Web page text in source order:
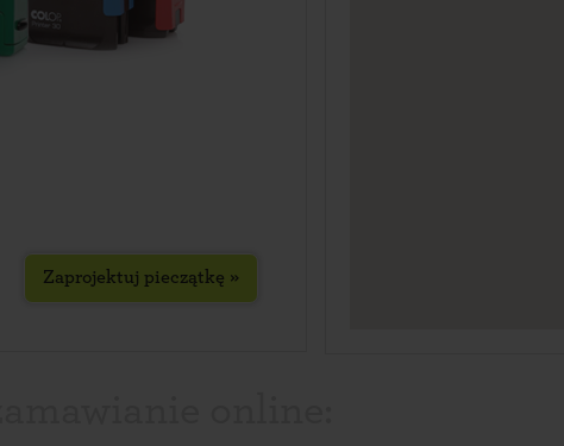
Zaprojektuj pieczątkę »